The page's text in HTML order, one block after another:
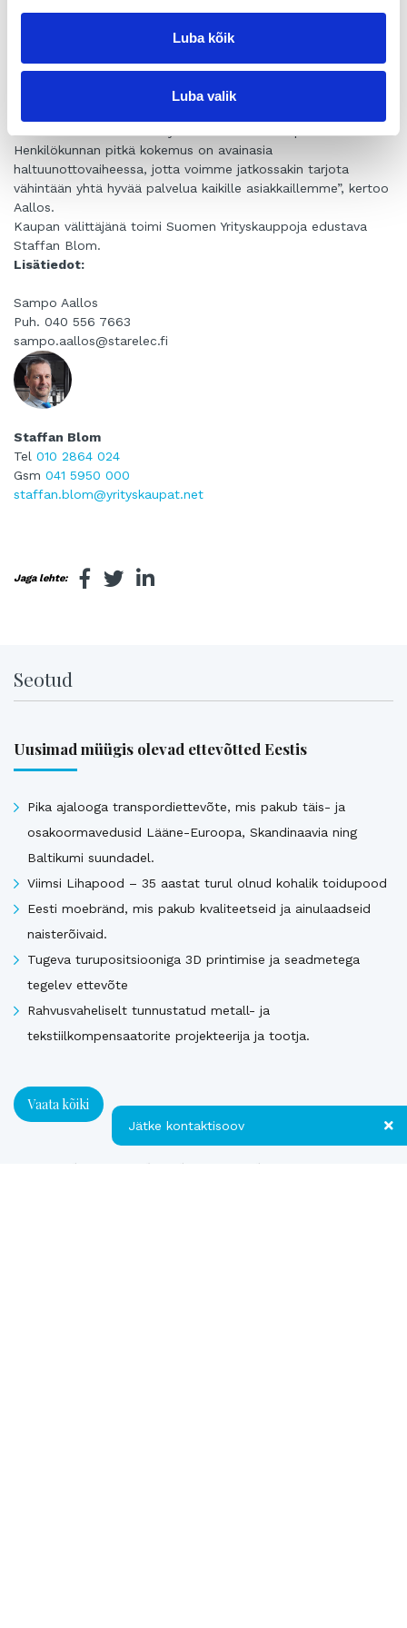
Luba kõik
Luba valik
”Olen iloinen siitä, että löysimme kokeneen jatkajan
Starelecille. Uskon yrityksen olevan erittäin hyvissä käsissä ja
katsoa tulevaisuuteen”, sanoo Starelecin entinen omistaja
Henkilökunnan pitkä kokemus on avainasia
haltuunottovaiheessa, jotta voimme jatkossakin tarjota
vähintään yhtä hyvää palvelua kaikille asiakkaillemme”, kertoo
Aallos.
Kaupan välittäjänä toimi Suomen Yrityskauppoja edustava
Staffan Blom.
Lisätiedot:
Sampo Aallos
Puh. 040 556 7663
sampo.aallos@starelec.fi
Staffan Blom
Tel 010 2864 024
Gsm 041 5950 000
staffan.blom@yrityskaupat.net
Jaga lehte:
Seotud
Uusimad müügis olevad ettevõtted Eestis
Pika ajalooga transpordiettevõte, mis pakub täis- ja
osakoormavedusid Lääne-Euroopa, Skandinaavia ning
Baltikumi suundadel.
Viimsi Lihapood – 35 aastat turul olnud kohalik toidupood
Eesti moebränd, mis pakub kvaliteetseid ja ainulaadseid
naisterõivaid.
Tugeva turupositsiooniga 3D printimise ja seadmetega
tegelev ettevõte
Rahvusvaheliselt tunnustatud metall- ja
tekstiilkompensaatorite projekteerija ja tootja.
Vaata kõiki
Uusimad müügis olevad ettevõtted Soomes
Jätke kontaktisoov